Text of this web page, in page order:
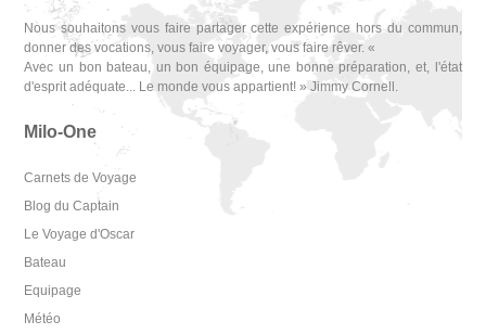
Nous souhaitons vous faire partager cette expérience hors du commun,
donner des vocations, vous faire voyager, vous faire rêver. «
Avec un bon bateau, un bon équipage, une bonne préparation, et, l'état
d'esprit adéquate... Le monde vous appartient! » Jimmy Cornell.
Milo-One
Carnets de Voyage
Blog du Captain
Le Voyage d'Oscar
Bateau
Equipage
Météo